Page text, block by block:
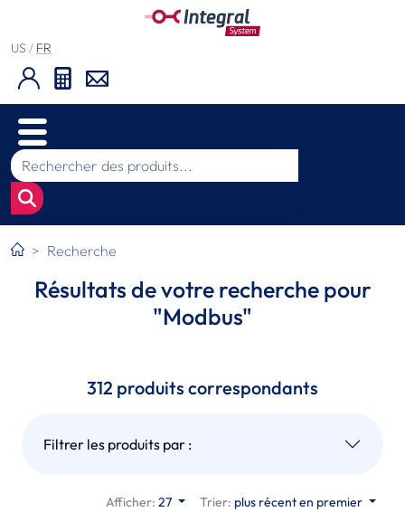
US / FR
Recherche
Résultats de votre recherche pour
"Modbus"
312 produits correspondants
Filtrer les produits par :
Afficher:27 Trier: plus récent en premier